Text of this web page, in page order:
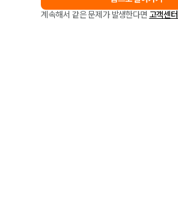
계속해서 같은 문제가 발생한다면 고객센터